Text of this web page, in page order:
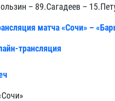
– 89.Сагадеев –
матча «Сочи» –
трансляция